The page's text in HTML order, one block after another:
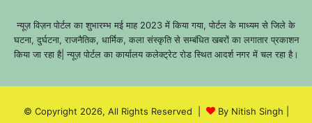
न्यूज़ विज़न पोर्टल का शुभारम्भ मई माह 2023 में किया गया, पोर्टल के माध्यम से जिले के
घटना, दुर्घटना, राजनैतिक, धार्मिक, कला संस्कृति से सम्बंधित खबरों का लगातार प्रकाशन
किया जा रहा है| न्यूज़ पोर्टल का कार्यालय कलेक्ट्रेट रोड स्थित आदर्श नगर में चल रहा है।
© Copyright 2026, All Rights Reserved | By Nitish Singh